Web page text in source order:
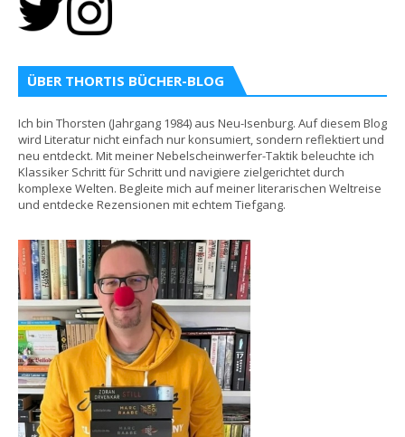
ÜBER THORTIS BÜCHER-BLOG
Ich bin Thorsten (Jahrgang 1984) aus Neu-Isenburg. Auf diesem Blog
wird Literatur nicht einfach nur konsumiert, sondern reflektiert und
neu entdeckt. Mit meiner Nebelscheinwerfer-Taktik beleuchte ich
Klassiker Schritt für Schritt und navigiere zielgerichtet durch
komplexe Welten. Begleite mich auf meiner literarischen Weltreise
und entdecke Rezensionen mit echtem Tiefgang.